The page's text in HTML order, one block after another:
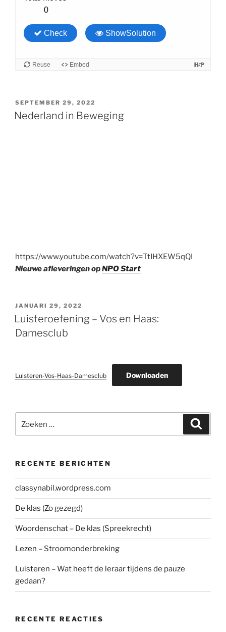
GEPLAATST
OP
SEPTEMBER 29, 2022
Nederland in Beweging
https://www.youtube.com/watch?v=TtIHXEW5qQI
Nieuwe afleveringen opNPO Start
GEPLAATST
OP
JANUARI 29, 2022
Luisteroefening – Vos en Haas:
Damesclub
Luisteren-Vos-Haas-Damesclub Downloaden
naar:
RECENTE BERICHTEN
classynabil.wordpress.com
De klas (Zo gezegd)
Woordenschat – De klas (Spreekrecht)
Lezen – Stroomonderbreking
Luisteren – Wat heeft de leraar tijdens de pauze
gedaan?
RECENTE REACTIES